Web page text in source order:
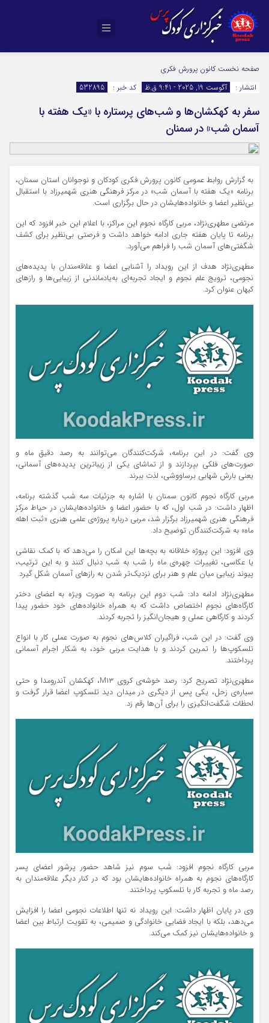
صفحه نخست کانون پرورش فکری
انتشار :
آگوست 19, 2025 - 9:41 ق.ظ کد خبر : 532895
سفر به کهکشان‌ها و شب‌های پرستاره با «یک هفته با
آسمان شب» در سمنان
به گزارش روابط عمومی کانون پرورش فکری کودکان و نوجوانان استان سمنان،
برنامه «یک هفته با آسمان شب» در مرکز فرهنگی هنری شهمیرزاد با استقبال
بی‌نظیر اعضا و خانواده‌هایشان در حال برگزاری است.
مرتضی مطهری‌نژاد، مربی کارگاه نجوم این مراکز، با اعلام این خبر افزود که این
برنامه تا پایان هفته جاری ادامه خواهد داشت و فرصتی بی‌نظیر برای کشف
شگفتی‌های آسمان شب را فراهم می‌آورد.
مطهری‌نژاد هدف از این رویداد را آشنایی اعضا و علاقه‌مندان با پدیده‌های
نجومی، ترویج علم نجوم و ایجاد تجربه‌ای به‌یادماندنی از زیبایی‌ها و رازهای
کیهان عنوان کرد.
وی گفت: در این برنامه، شرکت‌کنندگان می‌توانند به رصد دقیق ماه و
صورت‌های فلکی بپردازند و از تماشای یکی از زیباترین پدیده‌های آسمانی،
یعنی بارش شهابی برساووشی، لذت ببرند.
مربی کارگاه نجوم کانون سمنان با اشاره به جزئیات سه شب گذشته برنامه،
اظهار داشت: در شب اول، که با حضور اعضا و خانواده‌هایشان در حیاط مرکز
فرهنگی هنری شهمیرزاد برگزار شد، مربی درباره پروژه‌ی علمی هنری «ثبت اهله
ماه» به شرکت‌کنندگان توضیح داد.
وی افزود: این پروژه خلاقانه به بچه‌ها این امکان را می‌دهد که با کمک نقاشی
یا عکاسی، تغییرات چهره‌ی ماه را شب به شب دنبال کنند و به این ترتیب،
پیوند زیبایی میان علم و هنر برای نزدیک‌تر شدن به رازهای آسمان شکل گیرد.
مطهری‌نژاد ادامه داد: شب دوم این برنامه به صورت ویژه به اعضای دختر
کارگاه‌های نجوم اختصاص داشت که به همراه خانواده‌های خود حضور پیدا
کردند و کارگاهی عملی و هیجان‌انگیز را تجربه کردند.
وی گفت: در این شب، فراگیران کلاس‌های نجوم به صورت عملی کار با انواع
تلسکوپ‌ها را تمرین کردند و با هدایت مربی خود، به شکار اجرام آسمانی
پرداختند.
مطهری‌نژاد تصریح کرد: رصد خوشه‌ی کروی M۱۳، کهکشان آندرومدا و حتی
سیاره‌ی زحل، یکی پس از دیگری در میدان دید تلسکوپ اعضا قرار گرفت و
لحظات شگفت‌انگیزی را برای آن‌ها رقم زد.
مربی کارگاه نجوم افزود: شب سوم نیز شاهد حضور پرشور اعضای پسر
کارگاه‌های نجوم به همراه خانواده‌هایشان بود که در کنار دیگر علاقه‌مندان به
رصد ماه و تجربه کار با تلسکوپ پرداختند.
وی در پایان اظهار داشت: این رویداد نه تنها اطلاعات نجومی اعضا را افزایش
می‌دهد، بلکه با ایجاد فضایی خانوادگی و صمیمی، به تقویت ارتباط بین اعضا
و خانواده‌هایشان نیز کمک می‌کند.